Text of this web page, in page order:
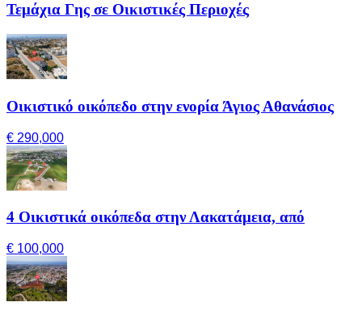
Τεμάχια Γης σε Οικιστικές Περιοχές
Οικιστικό οικόπεδο στην ενορία Άγιος Αθανάσιος
€ 290,000
4 Οικιστικά οικόπεδα στην Λακατάμεια, από
€ 100,000